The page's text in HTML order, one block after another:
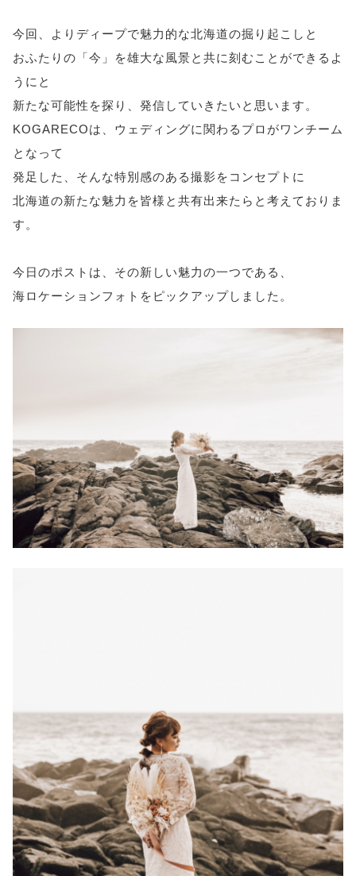
今回、よりディープで魅力的な北海道の掘り起こしと
おふたりの「今」を雄大な風景と共に刻むことができるよ
うにと
新たな可能性を探り、発信していきたいと思います。
KOGARECOは、ウェディングに関わるプロがワンチーム
となって
発足した、そんな特別感のある撮影をコンセプトに
北海道の新たな魅力を皆様と共有出来たらと考えておりま
す。
今日のポストは、その新しい魅力の一つである、
海ロケーションフォトをピックアップしました。